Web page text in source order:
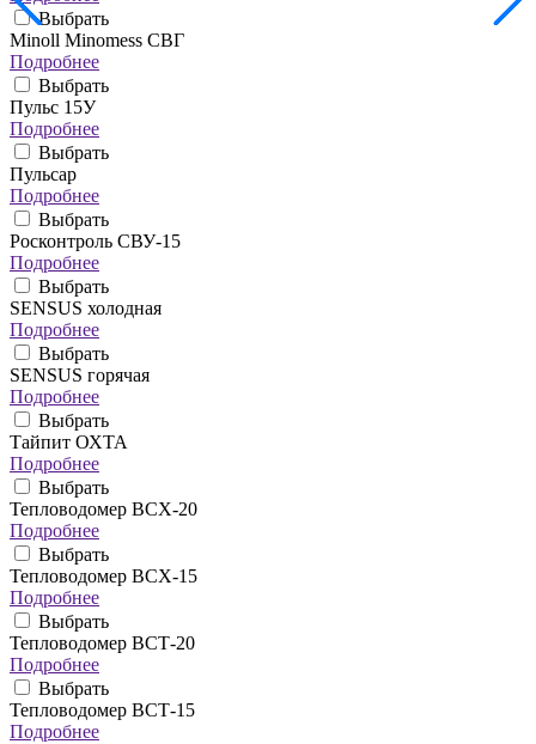
Выбрать
Minoll Minomess СВГ
Подробнее
Выбрать
Пульс 15У
Подробнее
Выбрать
Пульсар
Подробнее
Выбрать
Росконтроль СВУ-15
Подробнее
Выбрать
SENSUS холодная
Подробнее
Выбрать
SENSUS горячая
Подробнее
Выбрать
Тайпит ОХТА
Подробнее
Выбрать
Тепловодомер ВСХ-20
Подробнее
Выбрать
Тепловодомер ВСХ-15
Подробнее
Выбрать
Тепловодомер ВСТ-20
Подробнее
Выбрать
Тепловодомер ВСТ-15
Подробнее